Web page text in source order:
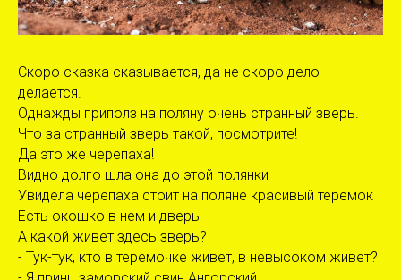
Скоро сказка сказывается, да не скоро дело
делается.
Однажды приполз на поляну очень странный зверь.
Что за странный зверь такой, посмотрите!
Да это же черепаха!
Видно долго шла она до этой полянки
Увидела черепаха стоит на поляне красивый теремок
Есть окошко в нем и дверь
А какой живет здесь зверь?
- Тук-тук, кто в теремочке живет, в невысоком живет?